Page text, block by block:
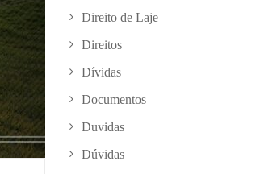
Direito de Laje
Direitos
Dívidas
Documentos
Duvidas
Dúvidas